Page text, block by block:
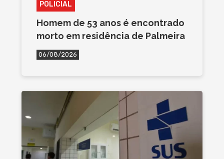
POLICIAL
Homem de 53 anos é encontrado
morto em residência de Palmeira
06/08/2026